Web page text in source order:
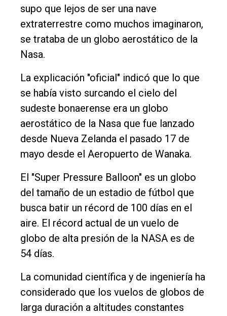
supo que lejos de ser una nave
extraterrestre como muchos imaginaron,
se trataba de un globo aerostático de la
Nasa.
La explicación "oficial" indicó que lo que
se había visto surcando el cielo del
sudeste bonaerense era un globo
aerostático de la Nasa que fue lanzado
desde Nueva Zelanda el pasado 17 de
mayo desde el Aeropuerto de Wanaka.
El "Super Pressure Balloon" es un globo
del tamaño de un estadio de fútbol que
busca batir un récord de 100 días en el
aire. El récord actual de un vuelo de
globo de alta presión de la NASA es de
54 días.
La comunidad científica y de ingeniería ha
considerado que los vuelos de globos de
larga duración a altitudes constantes